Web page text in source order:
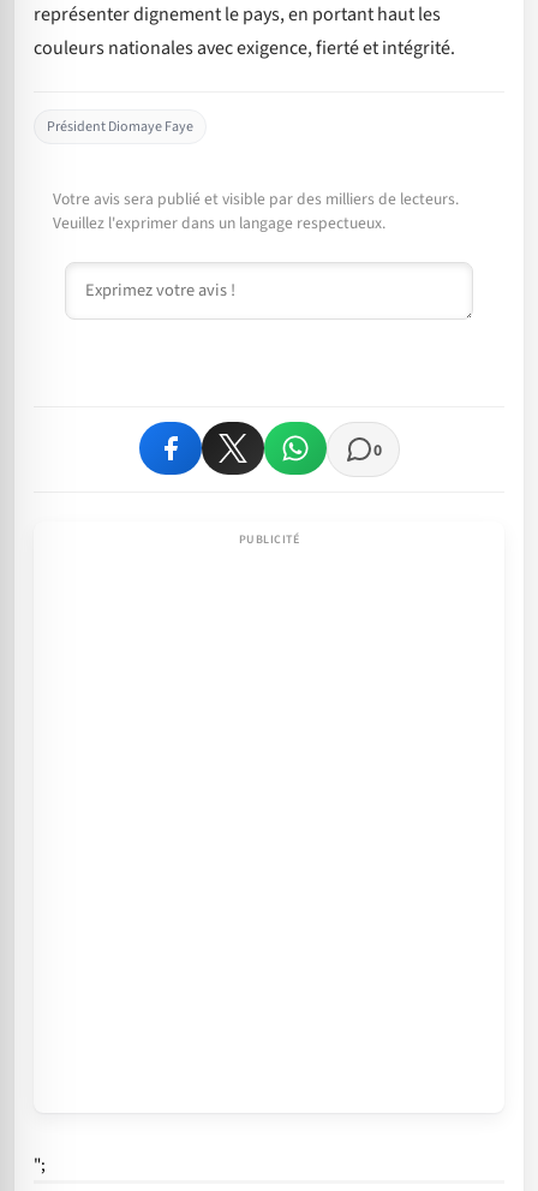
représenter dignement le pays, en portant haut les
couleurs nationales avec exigence, fierté et intégrité.
Président Diomaye Faye
Votre avis sera publié et visible par des milliers de lecteurs.
Veuillez l'exprimer dans un langage respectueux.
Commentaire
0
";